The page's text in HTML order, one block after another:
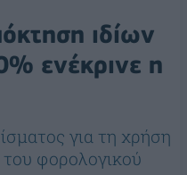
ιδίων
ενέκρινε η
για τη χρήση
φορολογικού